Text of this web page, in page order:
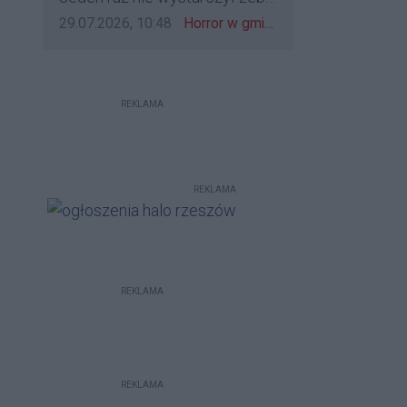
bo to zagorzali pisowcy
go zatrzymać?
Data dodania komentarza:
29.07.2026, 10:48 Źródło komentarza:
Horror w gminie Łańcut. Mieszkaniec Rzeszowa terroryzował rodzinę nożem i zaatakował policjantów! [VIDEO]
REKLAMA
REKLAMA
REKLAMA
REKLAMA